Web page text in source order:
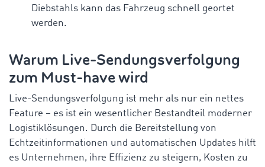
Diebstahls kann das Fahrzeug schnell geortet
werden.
Warum Live-Sendungsverfolgung
zum Must-have wird
Live-Sendungsverfolgung ist mehr als nur ein nettes
Feature – es ist ein wesentlicher Bestandteil moderner
Logistiklösungen. Durch die Bereitstellung von
Echtzeitinformationen und automatischen Updates hilft
es Unternehmen, ihre Effizienz zu steigern, Kosten zu